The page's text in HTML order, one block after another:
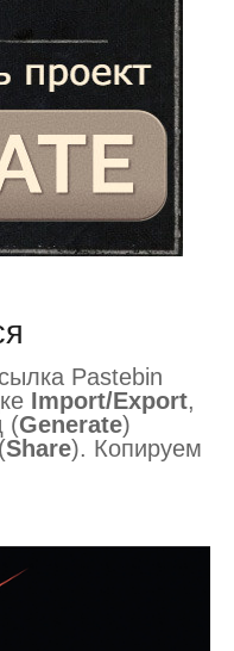
Pastebin
Import/Export,
(Generate)
Share). Копируем